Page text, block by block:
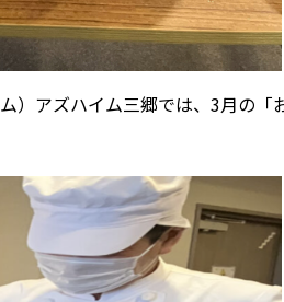
）アズハイム三郷では、3月の「